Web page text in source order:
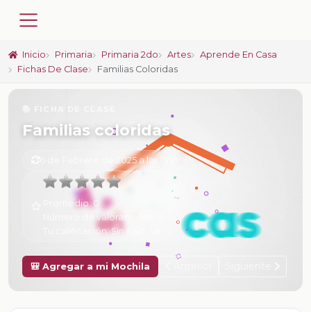
Inicio Primaria Primaria 2do Artes
Aprende En Casa
Fichas De Clase
Familias Coloridas
Familias coloridas
6 de Febrero de 2025 a las 15:10
Promedio:0
Número de valoraciones:
Tu calificación:Sin calificar
🎒 Agregar a mi Mochila